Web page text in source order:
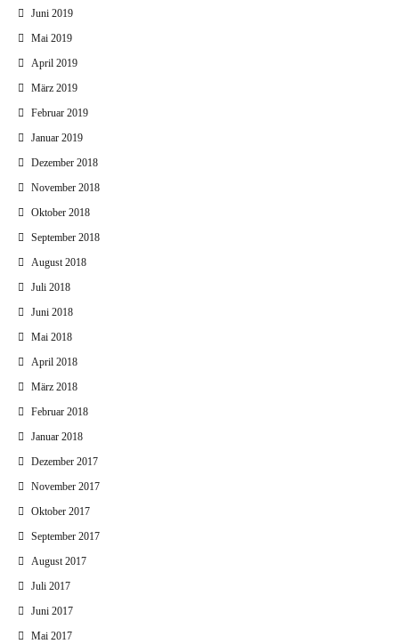
Juni 2019
Mai 2019
April 2019
März 2019
Februar 2019
Januar 2019
Dezember 2018
November 2018
Oktober 2018
September 2018
August 2018
Juli 2018
Juni 2018
Mai 2018
April 2018
März 2018
Februar 2018
Januar 2018
Dezember 2017
November 2017
Oktober 2017
September 2017
August 2017
Juli 2017
Juni 2017
Mai 2017